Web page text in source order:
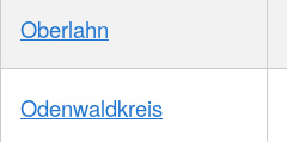
Oberlahn
Odenwaldkreis